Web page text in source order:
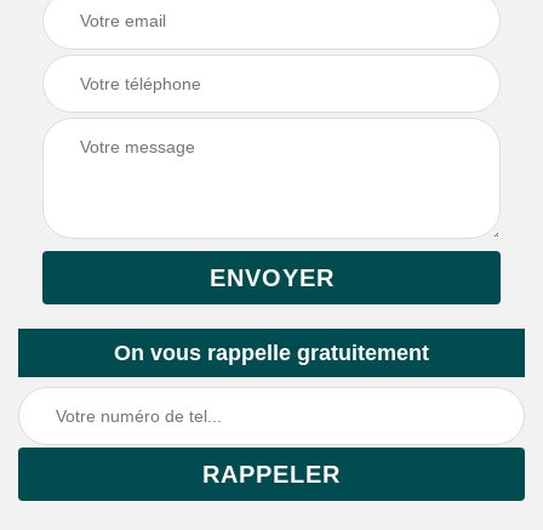
On vous rappelle gratuitement